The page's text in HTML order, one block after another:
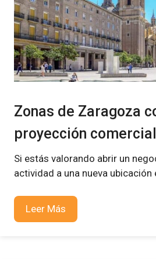
Zonas de Zaragoza
proyección
Si estás valorando abrir un
actividad a una nueva ubicación
Leer Más